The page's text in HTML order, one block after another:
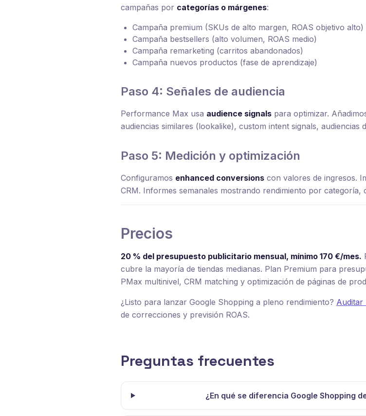
campañas por categorías o márgenes:
Campaña premium (SKUs de alto margen, ROAS objetivo alto)
Campaña bestsellers (alto volumen, ROAS medio)
Campaña remarketing (carritos abandonados)
Campaña nuevos productos (fase de aprendizaje)
Paso 4: Señales de audiencia
Performance Max usa audience signals para optimizar.
audiencias similares (lookalike), custom intent signals, audiencias
Paso 5: Medición y optimización
Configuramos enhanced conversions con valores de ingresos.
CRM. Informes semanales mostrando rendimiento por categoría,
Precios
20 % del presupuesto publicitario mensual, mínimo 170 €/mes.
cubre la mayoría de tiendas medianas. Plan Premium para
PMax multinivel, CRM matching y optimización de páginas de
¿Listo para lanzar Google Shopping a pleno rendimiento? Auditar
de correcciones y previsión ROAS.
Preguntas frecuentes
¿En qué se diferencia Google Shopping